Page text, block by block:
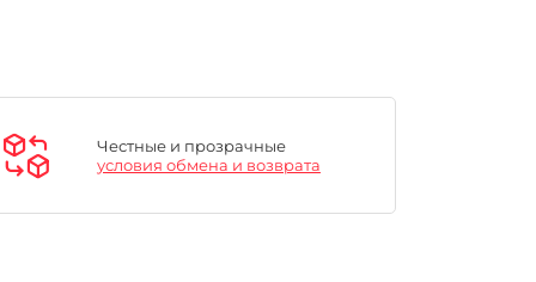
Честные и прозрачные
условия обмена и возврата